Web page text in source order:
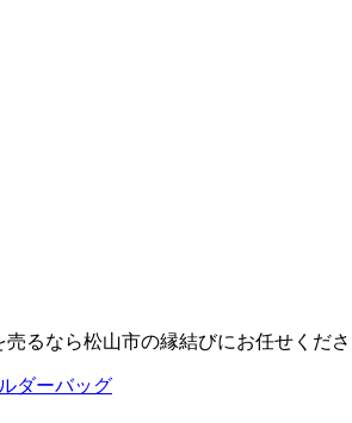
るなら松山市の縁結びにお任せくだ